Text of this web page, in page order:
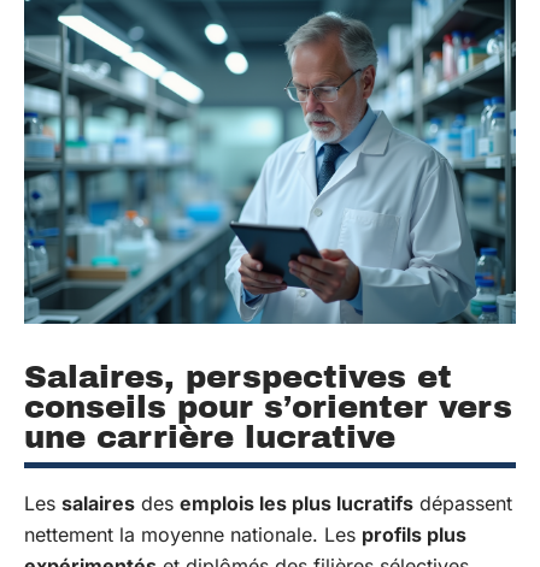
Salaires, perspectives et
conseils pour s’orienter vers
une carrière lucrative
Les salaires des emplois les plus lucratifs dépassent
nettement la moyenne nationale. Les profils plus